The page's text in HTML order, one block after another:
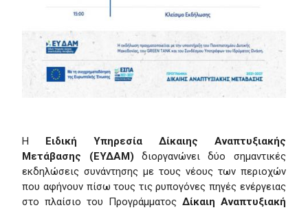
Η Ειδική Υπηρεσία Δίκαιης Αναπτυξιακής
Μετάβασης (ΕΥΔΑΜ) διοργανώνει δύο σημαντικές
εκδηλώσεις συνάντησης με τους νέους των περιοχών
που αφήνουν πίσω τους τις ρυπογόνες πηγές ενέργειας
στο πλαίσιο του Προγράμματος Δίκαιη Αναπτυξιακή